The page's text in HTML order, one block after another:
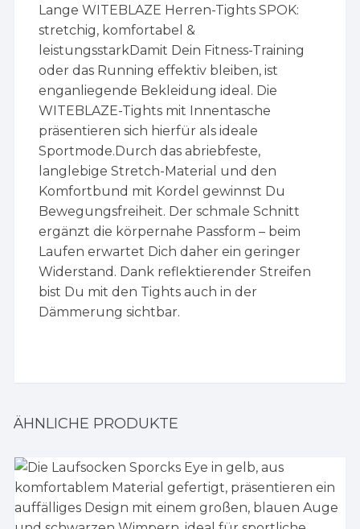
Lange WITEBLAZE Herren-Tights SPOK:
stretchig, komfortabel &
leistungsstarkDamit Dein Fitness-Training
oder das Running effektiv bleiben, ist
enganliegende Bekleidung ideal. Die
WITEBLAZE-Tights mit Innentasche
präsentieren sich hierfür als ideale
Sportmode.Durch das abriebfeste,
langlebige Stretch-Material und den
Komfortbund mit Kordel gewinnst Du
Bewegungsfreiheit. Der schmale Schnitt
ergänzt die körpernahe Passform – beim
Laufen erwartet Dich daher ein geringer
Widerstand. Dank reflektierender Streifen
bist Du mit den Tights auch in der
Dämmerung sichtbar.
ÄHNLICHE PRODUKTE